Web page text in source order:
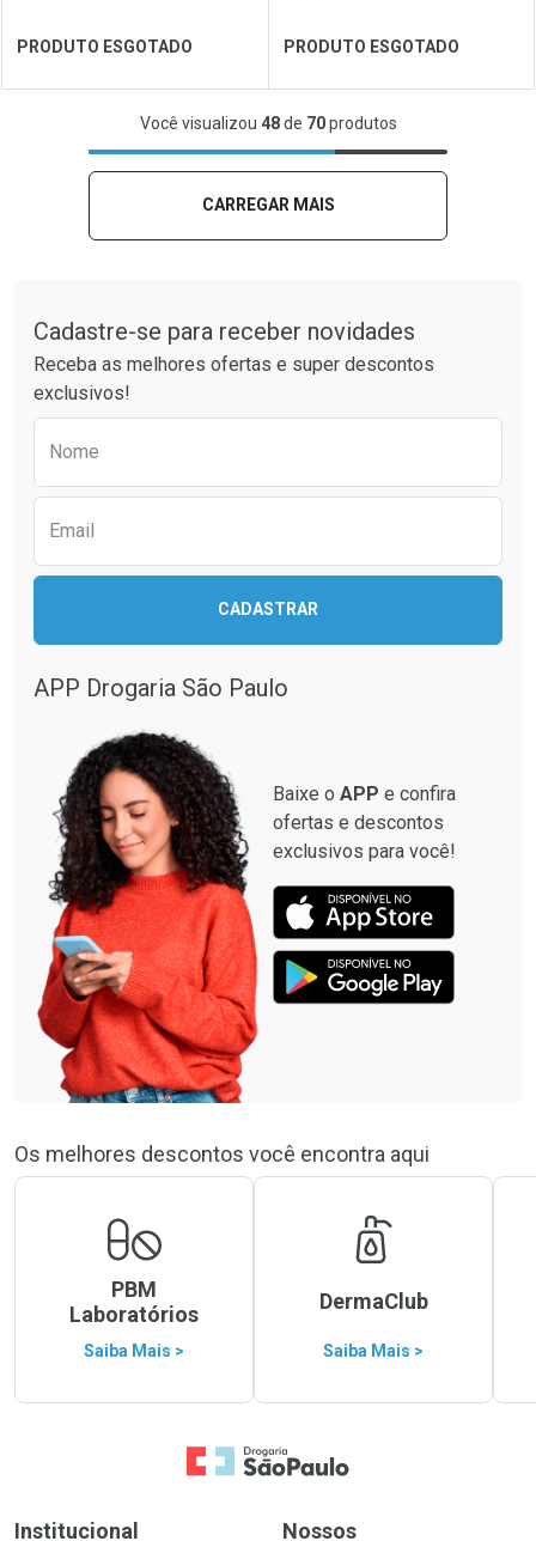
Ver Desconto Convênio Ver Desconto Convênio
PRODUTO ESGOTADO
FECHAR
Laboratório
FECHAR
Por Menos
PRODUTO ESGOTADO
Laboratório
Por Menos
Você visualizou 48de 70produtos
CARREGAR MAIS
Cadastre-se para receber novidades
Receba as melhores ofertas e super descontos
exclusivos!
Nome
Email
CADASTRAR
APP Drogaria São Paulo
Baixe o APP e confira
ofertas e descontos
exclusivos para você!
Os melhores descontos você encontra aqui
PBM
Laboratórios
Saiba Mais >
DermaClub
Saiba Mais >
Ir para a Home
Institucional Nossos